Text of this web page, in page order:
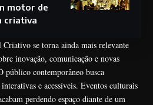
motor de
criativa
se torna ainda mais relevante
inovação, comunicação e novas
público contemporâneo busca
e acessíveis. Eventos culturais
perdendo espaço diante de um